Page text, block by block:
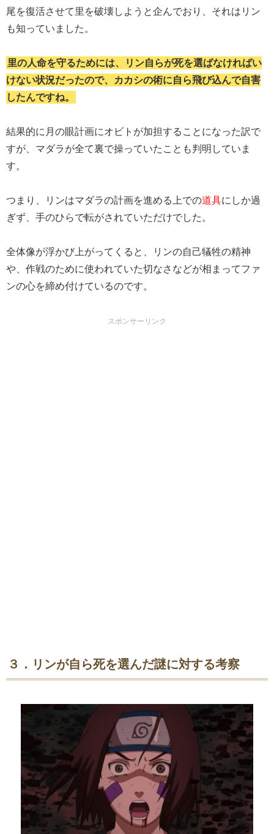
尾を復活させて里を破壊しようと企んでおり、それはリン
も知っていました。
里の人命を守るためには、リン自らが死を選ばなければい
けない状況だったので、カカシの術に自ら飛び込んで自害
したんですね。
結果的に月の眼計画にオビトが加担することになった訳で
すが、マダラが全て裏で操っていたことも判明していま
す。
つまり、リンはマダラの計画を進める上での道具にしか過
ぎず、手のひらで転がされていただけでした。
全体像が浮かび上がってくると、リンの自己犠牲の精神
や、作戦のために使われていた切なさなどが相まってファ
ンの心を締め付けているのです。
スポンサーリンク
３．リンが自ら死を選んだ謎に対する考察